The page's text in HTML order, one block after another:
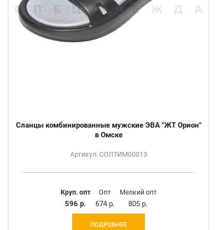
Сланцы комбинированные мужские ЭВА "ЖТ Орион"
в Омске
Артикул: СОЛТИМ00013
Круп. опт
596 р.
Опт
674 р.
Мелкий опт
805 р.
ПОДРОБНЕЕ